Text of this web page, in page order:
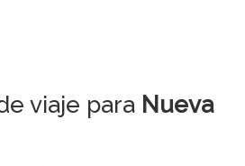
viaje para Nueva